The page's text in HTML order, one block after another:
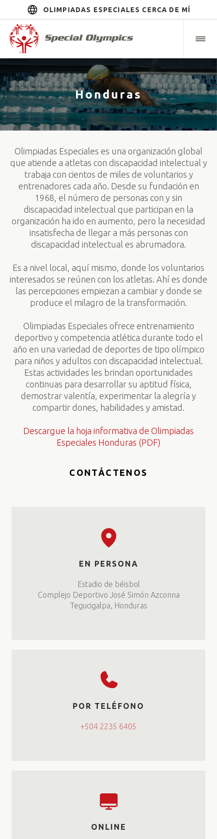
OLIMPIADAS ESPECIALES CERCA DE MÍ
Honduras
Olimpiadas Especiales es una organización global
que atiende a atletas con discapacidad intelectual y
trabaja con cientos de miles de voluntarios y
entrenadores cada año. Desde su fundación en
1968, el número de personas con y sin
discapacidad intelectual que participan en la
organización ha ido en aumento, pero la necesidad
insatisfecha de llegar a más personas con
discapacidad intelectual es abrumadora.
Es a nivel local, aquí mismo, donde los voluntarios
interesados se reúnen con los atletas. Ahí es donde
las percepciones empiezan a cambiar y donde se
produce el milagro de la transformación.
Olimpiadas Especiales ofrece entrenamiento
deportivo y competencia atlética durante todo el
año en una variedad de deportes de tipo olímpico
para niños y adultos con discapacidad intelectual.
Estas actividades les brindan oportunidades
continuas para desarrollar su aptitud física,
demostrar valentía, experimentar la alegría y
compartir dones, habilidades y amistad.
Descargue la hoja informativa de Olimpiadas
Especiales Honduras (PDF)
CONTÁCTENOS
EN PERSONA
Estadio de béisbol
Complejo Deportivo José Simón Azconna
Tegucigalpa, Honduras
POR TELÉFONO
+504 2235 6405
ONLINE